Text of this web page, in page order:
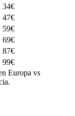
34€
47€
59€
69€
87€
99€
Europa vs